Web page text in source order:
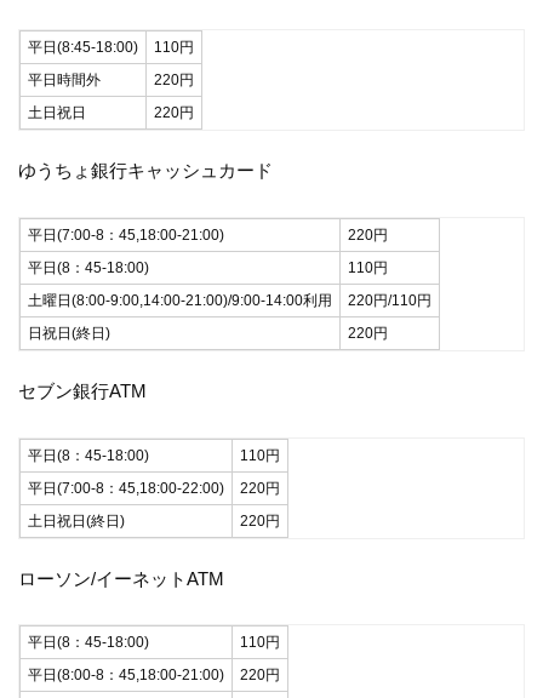
平日(8:45-18:00)
110円
平日時間外
220円
土日祝日
220円
ゆうちょ銀行キャッシュカード
平日(7:00-8：45,18:00-21:00)
220円
平日(8：45-18:00)
110円
土曜日(8:00-9:00,14:00-21:00)/9:00-14:00利用
220円/110円
日祝日(終日)
220円
セブン銀行ATM
平日(8：45-18:00)
110円
平日(7:00-8：45,18:00-22:00)
220円
土日祝日(終日)
220円
ローソン/イーネットATM
平日(8：45-18:00)
110円
平日(8:00-8：45,18:00-21:00)
220円